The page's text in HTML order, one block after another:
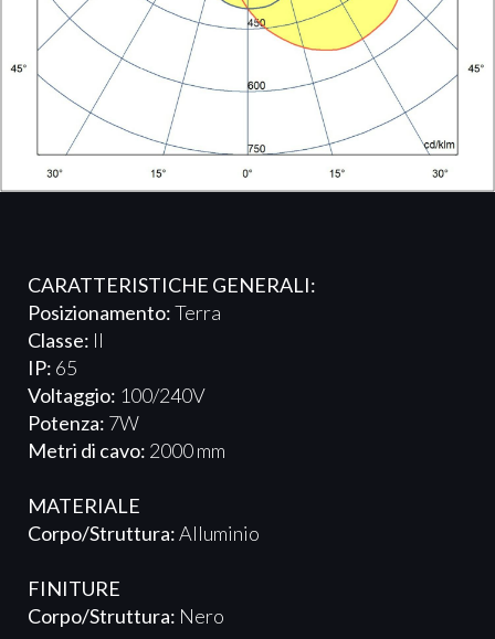
CARATTERISTICHE GENERALI:
Posizionamento:Terra
Classe: II
IP: 65
Voltaggio: 100/240V
Potenza: 7W
Metri di cavo: 2000 mm
MATERIALE
Corpo/Struttura:Alluminio
FINITURE
Corpo/Struttura: Nero